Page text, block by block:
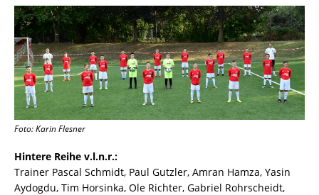
Foto: Karin Flesner
Hintere Reihe v.l.n.r.:
Trainer Pascal Schmidt, Paul Gutzler, Amran Hamza, Yasin
Aydogdu, Tim Horsinka, Ole Richter, Gabriel Rohrscheidt,